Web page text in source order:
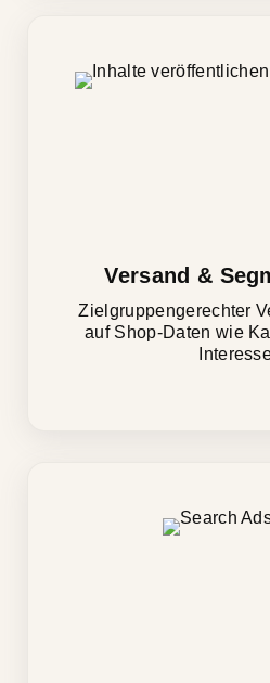
Versand &
Zielgruppengerechter
auf Shop-Daten wie